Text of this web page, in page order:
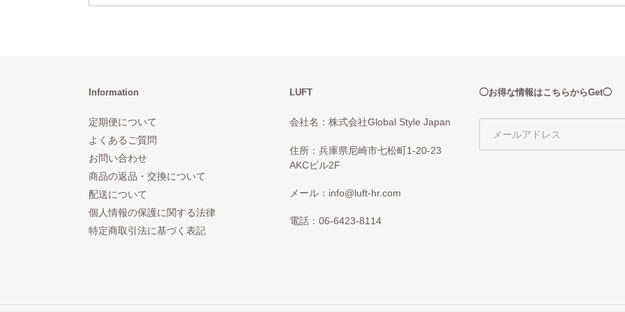
Information
定期便について
よくあるご質問
お問い合わせ
商品の返品・交換について
配送について
個人情報の保護に関する法律
特定商取引法に基づく表記
LUFT
会社名：株式会社Global Style Japan
住所：兵庫県尼崎市七松町1-20-23
AKCビル2F
メール：info@luft-hr.com
電話：06-6423-8114
◯お得な情報はこちらからGet◯